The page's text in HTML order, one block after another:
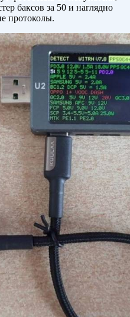
баксов за 50 и наглядно
протоколы.